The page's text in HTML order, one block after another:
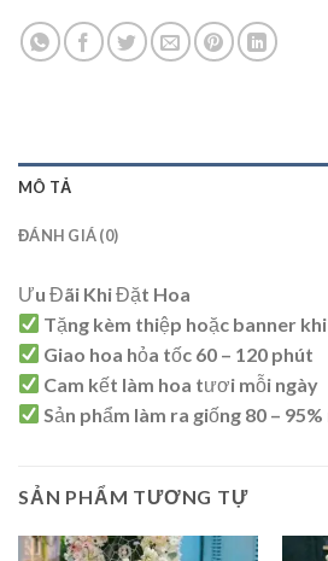
MÔ TẢ
ĐÁNH GIÁ (0)
Ưu Đãi Khi Đặt Hoa
Tặng kèm thiệp hoặc banner
Giao hoa hỏa tốc 60 – 120 phút
Cam kết làm hoa tươi mỗi ngày
Sản phẩm làm ra giống 80 –
SẢN PHẨM TƯƠNG TỰ